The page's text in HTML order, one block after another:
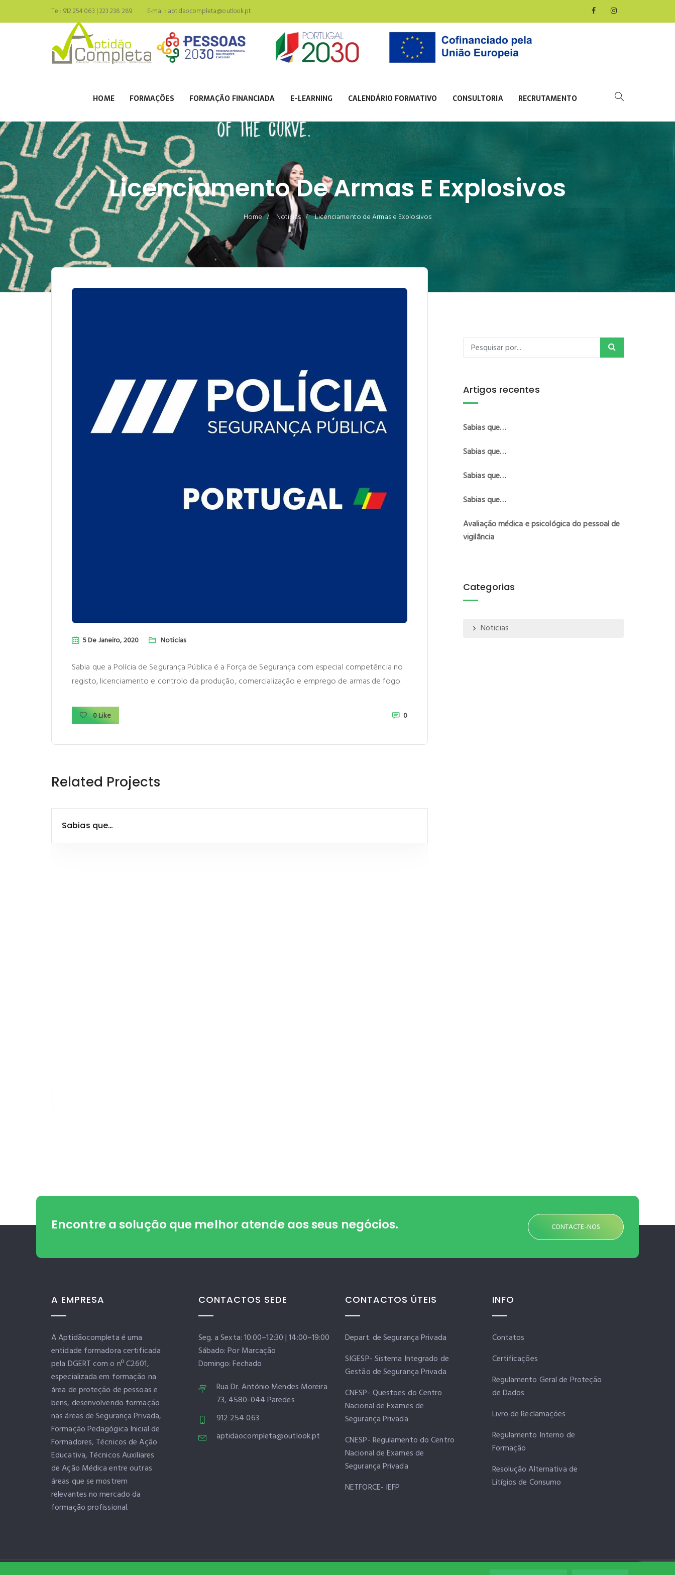
Tel: 912 254 063 | 223 238 289 E-mail: aptidaocompleta@outlook.pt
HOME FORMAÇÕES FORMAÇÃO FINANCIADA E-LEARNING CALENDÁRIO FORMATIVO CONSULTORIA RECRUTAMENTO
Licenciamento De Armas E Explosivos
Home Noticias Licenciamento de Armas e Explosivos
5 De Janeiro, 2020 Noticias
Sabia que a Polícia de Segurança Pública é a Força de Segurança com especial competência no
registo, licenciamento e controlo da produção, comercialização e emprego de armas de fogo.
0 Like 0
Related Projects
Sabias que…
Artigos recentes
Sabias que…
Sabias que…
Sabias que…
Sabias que…
Avaliação médica e psicológica do pessoal de
vigilância
Categorias
Noticias
Encontre a solução que melhor atende aos seus negócios. CONTACTE-NOS
A EMPRESA
A Aptidãocompleta é uma
entidade formadora certificada
pela DGERT com o nº C2601,
especializada em formação na
área de proteção de pessoas e
bens, desenvolvendo formação
nas áreas de Segurança Privada,
Formação Pedagógica Inicial de
Formadores, Técnicos de Ação
Educativa, Técnicos Auxiliares
de Ação Médica entre outras
áreas que se mostrem
relevantes no mercado da
formação profissional.
CONTACTOS SEDE
Seg. a Sexta: 10:00–12:30 | 14:00–19:00
Sábado: Por Marcação
Domingo: Fechado
Rua Dr. António Mendes Moreira
73, 4580-044 Paredes
912 254 063
aptidaocompleta@outlook.pt
CONTACTOS ÚTEIS
Depart. de Segurança Privada
SIGESP- Sistema Integrado de
Gestão de Segurança Privada
CNESP- Questoes do Centro
Nacional de Exames de
Segurança Privada
CNESP- Regulamento do Centro
Nacional de Exames de
Segurança Privada
NETFORCE- IEFP
INFO
Contatos
Certificações
Regulamento Geral de Proteção
de Dados
Livro de Reclamações
Regulamento Interno de
Formação
Resolução Alternativa de
Litígios de Consumo